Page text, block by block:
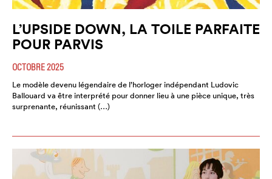
L’UPSIDE DOWN, LA TOILE PARFAITE
POUR PARVIS
OCTOBRE 2025
Le modèle devenu légendaire de l’horloger indépendant Ludovic
Ballouard va être interprété pour donner lieu à une pièce unique, très
surprenante, réunissant (…)